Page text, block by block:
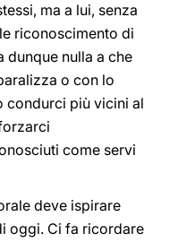
ma a lui, senza
riconoscimento di
dunque nulla a che
o con lo
condurci più vicini al
come servi
deve ispirare
oggi. Ci fa ricordare